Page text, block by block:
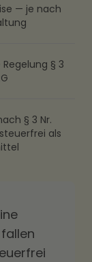
— je nach
§ 3
§ 3 Nr.
als